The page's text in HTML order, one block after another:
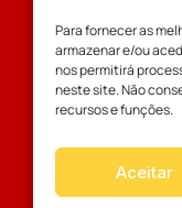
Para fornecer as
armazenar e/ou
nos permitirá
neste site. Não
recursos e funções.
Aceitar
Palavra dos